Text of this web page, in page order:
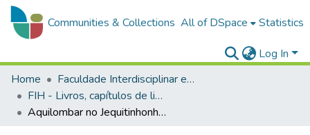
Communities & Collections All of DSpace Statistics
Log In
Home
Faculdade Interdisciplinar em Humanidades
FIH - Livros, capítulos de livros e folhetos
Aquilombar no Jequitinhonha: guia pedagógico: volume 1